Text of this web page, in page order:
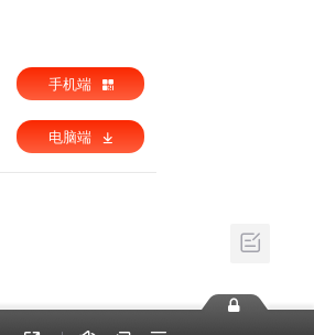
手机端
电脑端